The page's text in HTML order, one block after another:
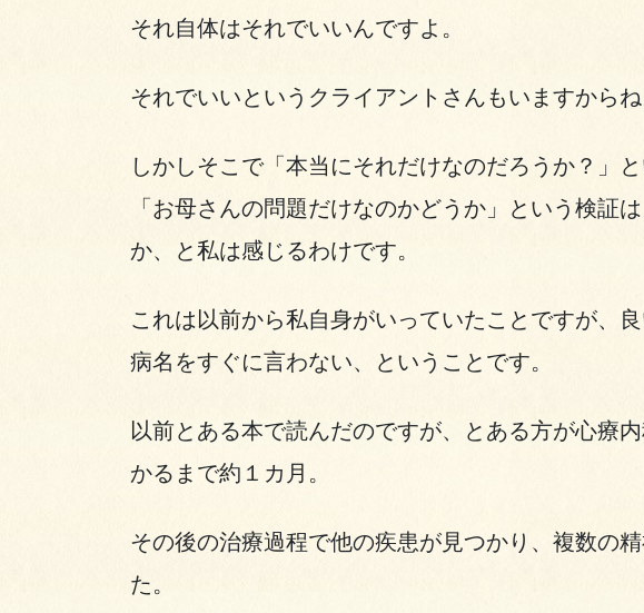
それ自体はそれでいいんですよ。
それでいいというクライアントさんもいますからね
しかしそこで「本当にそれだけなのだろうか？」
「お母さんの問題だけなのかどうか」という検証
か、と私は感じるわけです。
これは以前から私自身がいっていたことですが、
病名をすぐに言わない、ということです。
以前とある本で読んだのですが、とある方が心療
かるまで約１カ月。
その後の治療過程で他の疾患が見つかり、複数の
た。